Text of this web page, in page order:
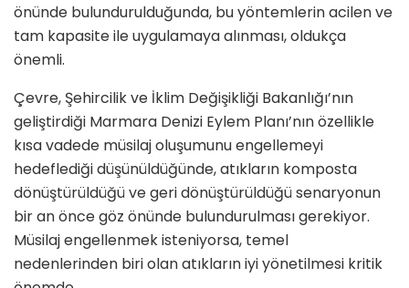
önünde bulundurulduğunda, bu yöntemlerin acilen ve
tam kapasite ile uygulamaya alınması, oldukça
önemli.
Çevre, Şehircilik ve İklim Değişikliği Bakanlığı’nın
geliştirdiği Marmara Denizi Eylem Planı’nın özellikle
kısa vadede müsilaj oluşumunu engellemeyi
hedeflediği düşünüldüğünde, atıkların komposta
dönüştürüldüğü ve geri dönüştürüldüğü senaryonun
bir an önce göz önünde bulundurulması gerekiyor.
Müsilaj engellenmek isteniyorsa, temel
nedenlerinden biri olan atıkların iyi yönetilmesi kritik